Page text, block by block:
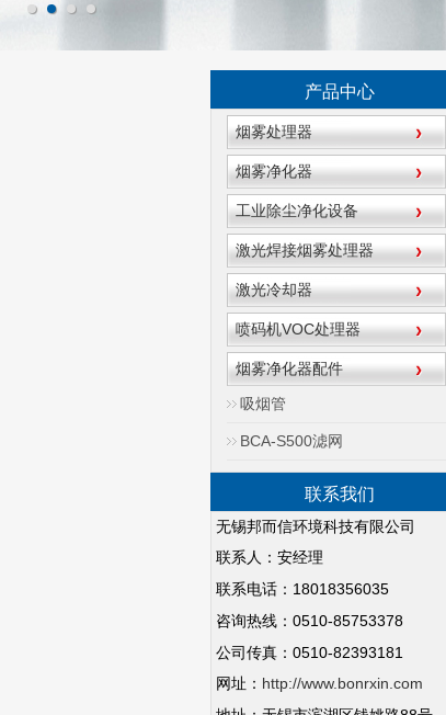
产品中心
烟雾处理器
烟雾净化器
工业除尘净化设备
激光焊接烟雾处理器
激光冷却器
喷码机VOC处理器
烟雾净化器配件
吸烟管
BCA-S500滤网
联系我们
无锡邦而信环境科技有限公司
联系人：安经理
联系电话： 18018356035
咨询热线： 0510-85753378
公司传真：0510-82393181
网址： http://www.bonrxin.com